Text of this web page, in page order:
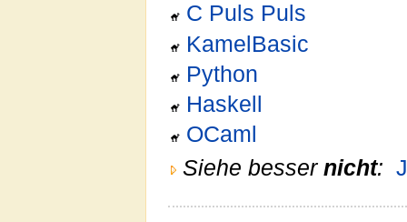
C Puls Puls
KamelBasic
Python
Haskell
OCaml
Siehe besser nicht: